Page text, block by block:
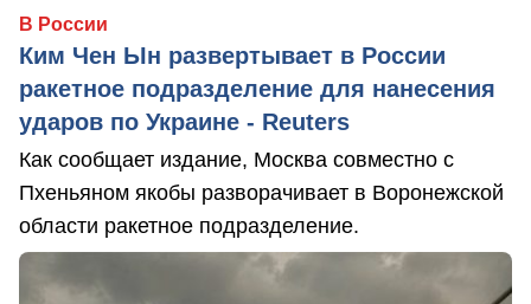
В России
Ким Чен Ын развертывает в России
ракетное подразделение для нанесения
ударов по Украине - Reuters
Как сообщает издание, Москва совместно с
Пхеньяном якобы разворачивает в Воронежской
области ракетное подразделение.